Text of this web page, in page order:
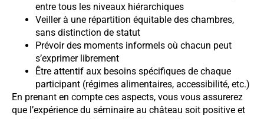
entre tous les niveaux hiérarchiques
Veiller à une répartition équitable des chambres,
sans distinction de statut
Prévoir des moments informels où chacun peut
s’exprimer librement
Être attentif aux besoins spécifiques de chaque
participant (régimes alimentaires, accessibilité, etc.)
En prenant en compte ces aspects, vous vous assurerez
que l’expérience du séminaire au château soit positive et